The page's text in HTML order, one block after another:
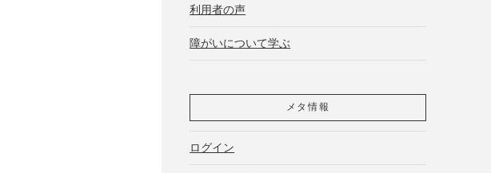
利用者の声
障がいについて学ぶ
メタ情報
ログイン